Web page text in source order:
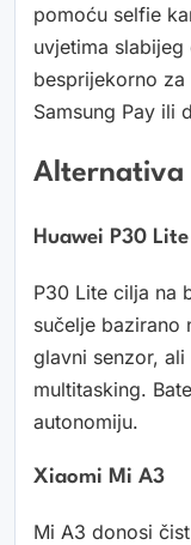
pomoću selfie
uvjetima slabijeg
besprijekorno
Samsung Pay ili
Alternativa
Huawei P30 Lite
P30 Lite cilja na
sučelje bazirano
glavni senzor,
multitasking.
autonomiju.
Xiaomi Mi A3
Mi A3 donosi